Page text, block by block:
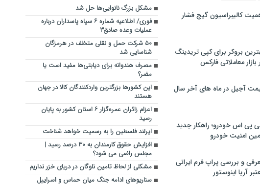
کالیبراسیون گیج فشار
بروکر برای کپی‌ تریدینگ
بازار معاملاتی فارکس
آجیل در ماه های آخر سال
پی اس خودرو؛ راهکار جدید
امنیت خودرو
و بررسی پراپ فرم ایرانی
آریا اینوستور
مشکل بزرگ نانوایی‌ها حل شد
فوری/ اطلاعیه شماره ۶ سپاه پاسداران درباره
عملیات وعده صادق۳
۵۰ شرکت حمل و نقلی متخلف در هرمزگان
شناسایی شد
مصرف هندوانه برای دیابتی‌ها مفید است یا
مضر؟
این کشورها بزرگترین واردکنندگان کالا در جهان
هستند
اعزام زائران عمره‌گزار ۶ استان کشور به پایان
رسید
ایرلند فلسطین را به رسمیت خواهد شناخت
افزایش حقوق کارمندان به ۳۰ درصد رسید |
مجلس راضی می شود؟
مشکلی از لحاظ تامین ناوگان در دریای خزر نداریم
سناریوهای ادامه جنگ میان حماس و اسراییل